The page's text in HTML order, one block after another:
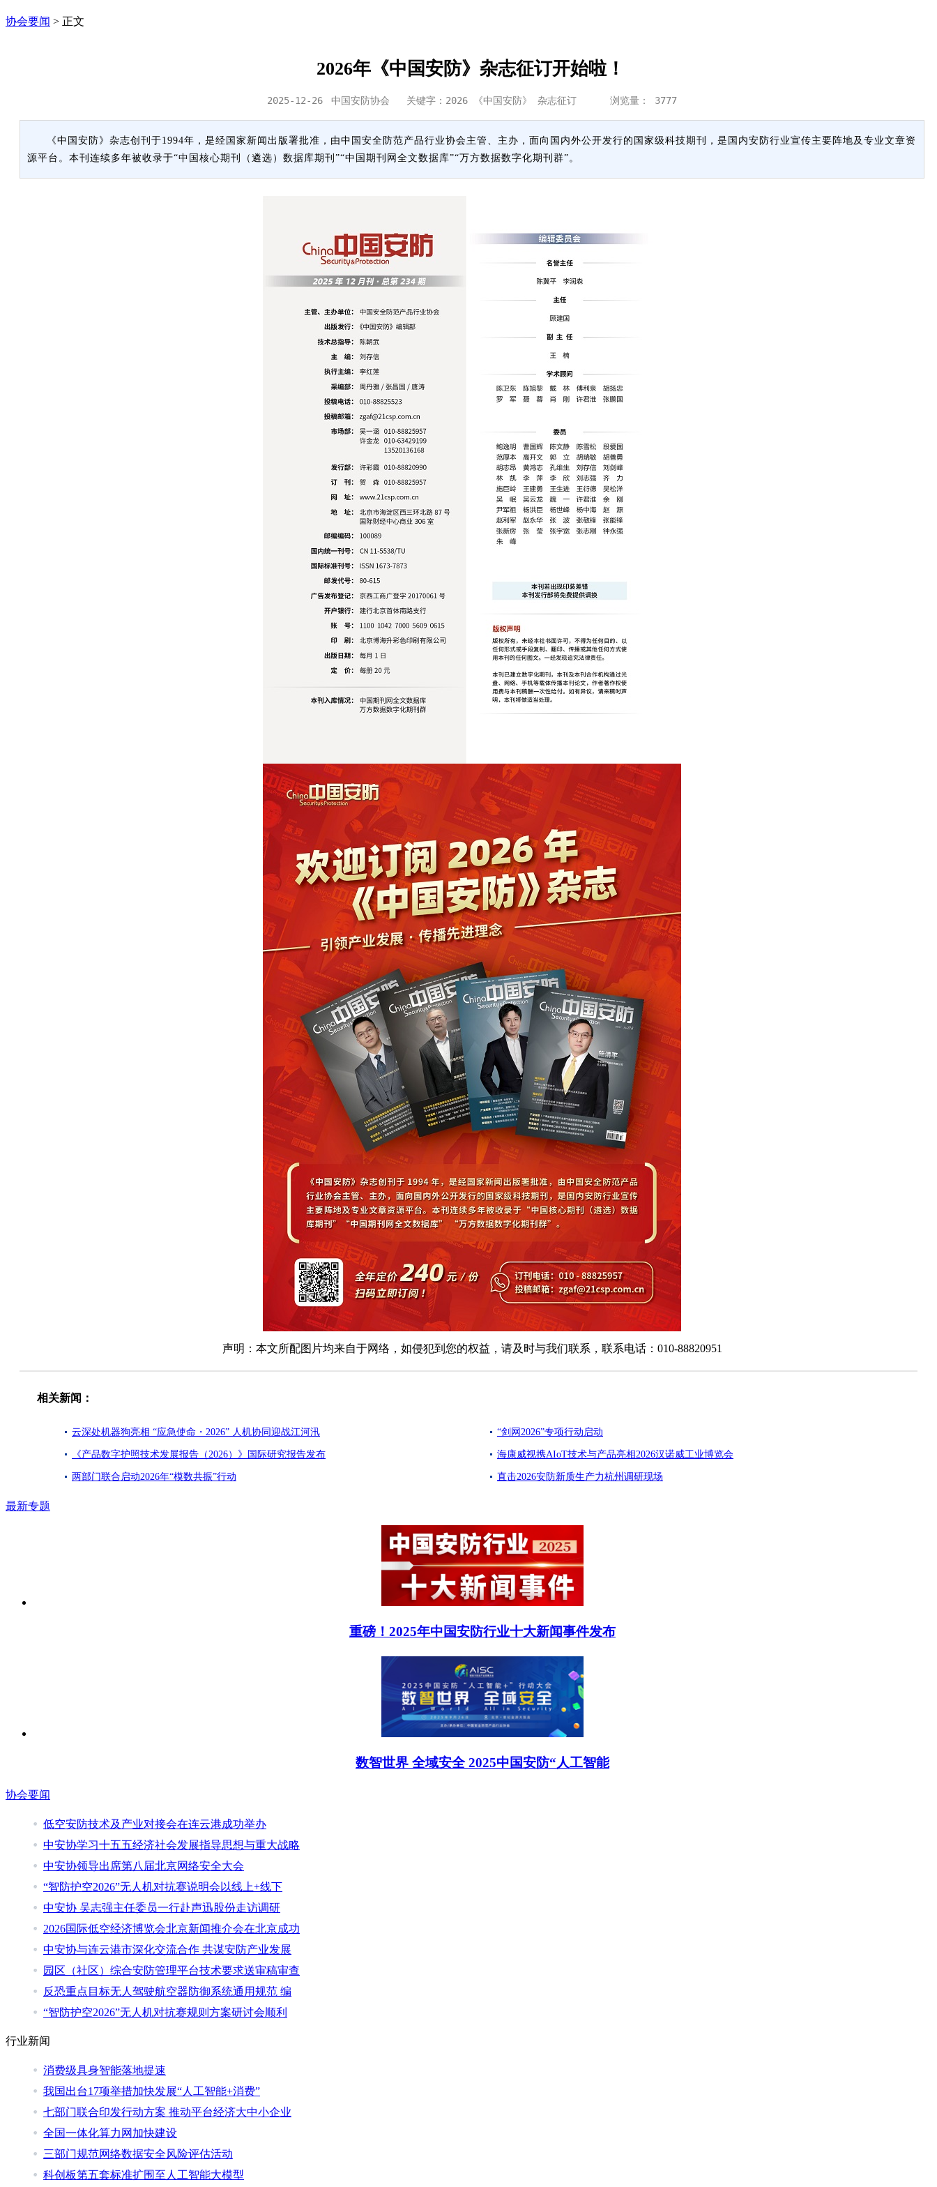
协会要闻 > 正文
2026年《中国安防》杂志征订开始啦！
2025-12-26 中国安防协会 关键字：2026 《中国安防》 杂志征订 浏览量： 3777
《中国安防》杂志创刊于1994年，是经国家新闻出版署批准，由中国安全防范产品行业协会主管、主办，面向国内外公开发行的国家级科技期刊，是国内安防行业宣传主要阵地及专业文章资
源平台。本刊连续多年被收录于“中国核心期刊（遴选）数据库期刊”“中国期刊网全文数据库”“万方数据数字化期刊群”。
声明：本文所配图片均来自于网络，如侵犯到您的权益，请及时与我们联系，联系电话：010-88820951
相关新闻：
云深处机器狗亮相 “应急使命・2026” 人机协同迎战江河汛 “剑网2026”专项行动启动
《产品数字护照技术发展报告（2026）》国际研究报告发布 海康威视携AIoT技术与产品亮相2026汉诺威工业博览会
两部门联合启动2026年“模数共振”行动 直击2026安防新质生产力杭州调研现场
最新专题
重磅！2025年中国安防行业十大新闻事件发布
数智世界 全域安全 2025中国安防“人工智能
协会要闻
低空安防技术及产业对接会在连云港成功举办
中安协学习十五五经济社会发展指导思想与重大战略
中安协领导出席第八届北京网络安全大会
“智防护空2026”无人机对抗赛说明会以线上+线下
中安协 吴志强主任委员一行赴声迅股份走访调研
2026国际低空经济博览会北京新闻推介会在北京成功
中安协与连云港市深化交流合作 共谋安防产业发展
园区（社区）综合安防管理平台技术要求送审稿审查
反恐重点目标无人驾驶航空器防御系统通用规范 编
“智防护空2026”无人机对抗赛规则方案研讨会顺利
行业新闻
消费级具身智能落地提速
我国出台17项举措加快发展“人工智能+消费”
七部门联合印发行动方案 推动平台经济大中小企业
全国一体化算力网加快建设
三部门规范网络数据安全风险评估活动
科创板第五套标准扩围至人工智能大模型